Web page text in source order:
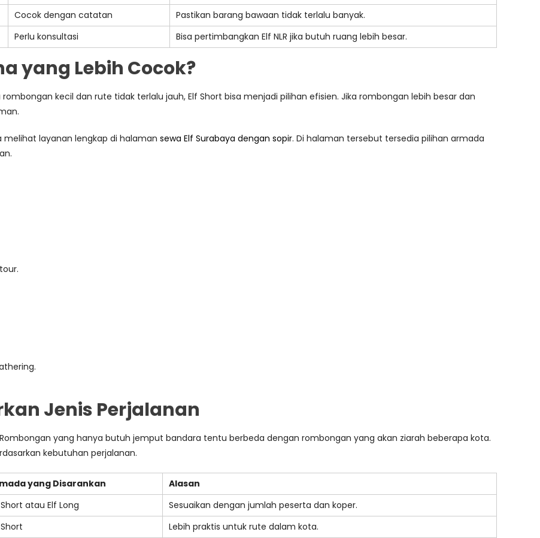
Cocok dengan catatan
Pastikan barang bawaan tidak terlalu banyak.
Perlu konsultasi Bisa pertimbangkan Elf NLR jika butuh ruang lebih besar.
yang Lebih Cocok?
kecil dan rute tidak terlalu jauh, Elf Short bisa menjadi pilihan efisien. Jika rombongan lebih besar dan
melihat layanan lengkap di halaman sewa Elf Surabaya dengan sopir. Di halaman tersebut tersedia pilihan armada
Jenis Perjalanan
yang hanya butuh jemput bandara tentu berbeda dengan rombongan yang akan ziarah beberapa kota.
kebutuhan perjalanan.
yang Disarankan
Alasan
atau Elf Long
Sesuaikan dengan jumlah peserta dan koper.
Lebih praktis untuk rute dalam kota.